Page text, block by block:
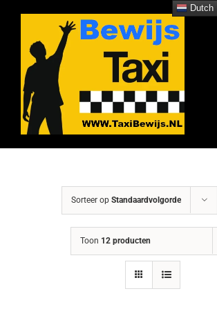
Sorteer op Standaardvolgorde
Toon 12 producten
Dutch